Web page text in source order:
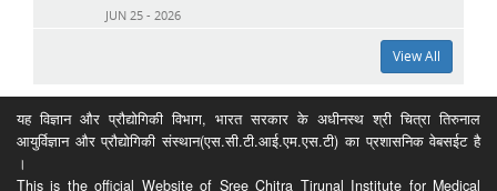
JUN 25 - 2026
View All
यह विज्ञान और प्रौद्योगिकी विभाग, भारत सरकार के अधीनस्थ श्री चित्रा तिरुनाल
आयुर्विज्ञान और प्रौद्योगिकी संस्थान(एस.सी.टी.आई.एम.एस.टी) का प्रशासनिक वेबसईट है
।
This is the official Website of Sree Chitra Tirunal Institute for Medical